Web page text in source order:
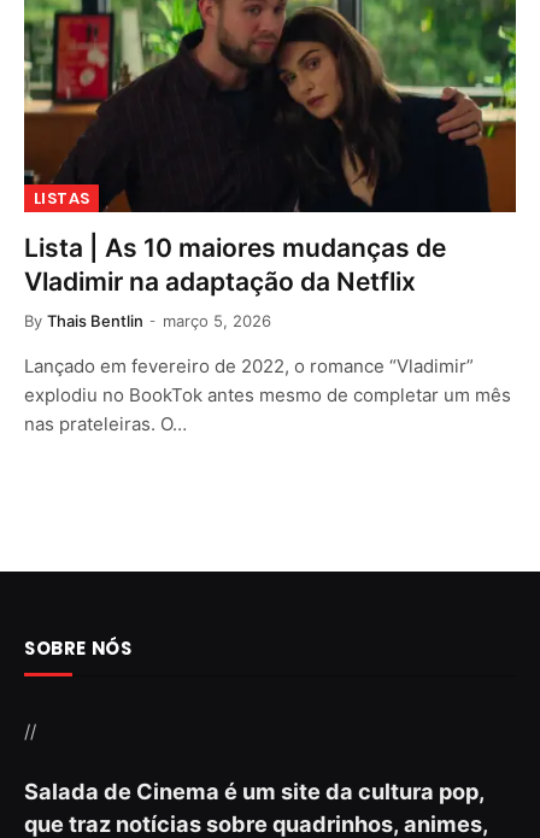
LISTAS
Lista | As 10 maiores mudanças de
Vladimir na adaptação da Netflix
By Thais Bentlin março 5, 2026
Lançado em fevereiro de 2022, o romance “Vladimir”
explodiu no BookTok antes mesmo de completar um mês
nas prateleiras. O…
SOBRE NÓS
//
Salada de Cinema é um site da cultura pop,
que traz notícias sobre quadrinhos, animes,